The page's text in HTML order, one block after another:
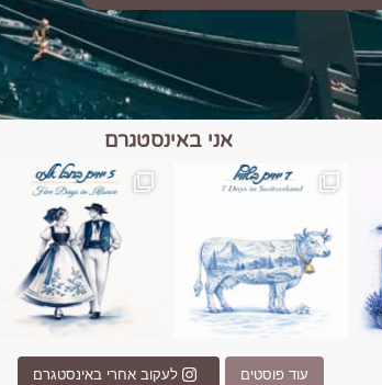
אני באינסטגרם
יין ונופים בחבל אלזס צרפת
יש רגע כזה בחופשה שבו הכל נהיה פשוט יותר.
יש ערים בעולם שמרגישות
עוד פוסטים לעקוב אחרי באינסטגרם